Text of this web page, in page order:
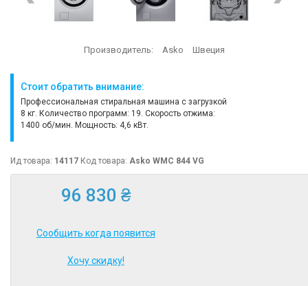
Производитель: Asko Швеция
Стоит обратить внимание:
Профессиональная стиральная машина с загрузкой
8 кг. Количество программ: 19. Скорость отжима:
1400 об/мин. Мощность: 4,6 кВт.
Ид товара: 14117 Код товара: Asko WMC 844 VG
96 830 ₴
Сообщить когда появится
Хочу скидку!